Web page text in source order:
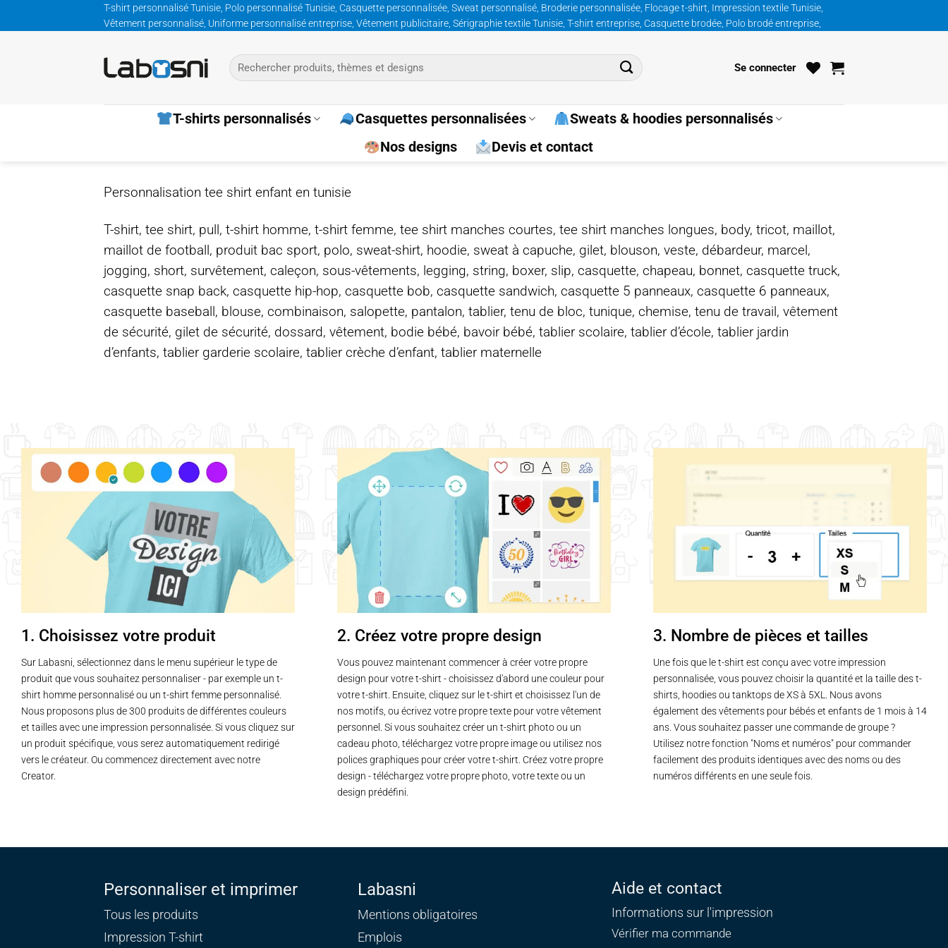
au
T-shirt personnalisé Tunisie, Polo personnalisé Tunisie, Casquette personnalisée, Sweat personnalisé, Broderie personnalisée, Flocage t-shirt, Impression textile Tunisie,
Vêtement personnalisé, Uniforme personnalisé entreprise, Vêtement publicitaire, Sérigraphie textile Tunisie, T-shirt entreprise, Casquette brodée, Polo brodé entreprise,
Recherche
pour :
Se connecter
T-shirts personnalisés Casquettes personnalisées
Sweats & hoodies personnalisés
Nos designs
Devis et contact
Personnalisation tee shirt enfant en tunisie
T-shirt, tee shirt, pull, t-shirt homme, t-shirt femme, tee shirt manches courtes, tee shirt manches longues, body, tricot, maillot,
maillot de football, produit bac sport, polo, sweat-shirt, hoodie, sweat à capuche, gilet, blouson, veste, débardeur, marcel,
jogging, short, survêtement, caleçon, sous-vêtements, legging, string, boxer, slip, casquette, chapeau, bonnet, casquette truck,
casquette snap back, casquette hip-hop, casquette bob, casquette sandwich, casquette 5 panneaux, casquette 6 panneaux,
casquette baseball, blouse, combinaison, salopette, pantalon, tablier, tenu de bloc, tunique, chemise, tenu de travail, vêtement
de sécurité, gilet de sécurité, dossard, vêtement, bodie bébé, bavoir bébé, tablier scolaire, tablier d’école, tablier jardin
d’enfants, tablier garderie scolaire, tablier crèche d’enfant, tablier maternelle
1. Choisissez votre produit
Sur Labasni, sélectionnez dans le menu supérieur le type de
produit que vous souhaitez personnaliser - par exemple un t-
shirt homme personnalisé ou un t-shirt femme personnalisé.
Nous proposons plus de 300 produits de différentes couleurs
et tailles avec une impression personnalisée. Si vous cliquez sur
un produit spécifique, vous serez automatiquement redirigé
vers le créateur. Ou commencez directement avec notre
Creator.
2. Créez votre propre design
Vous pouvez maintenant commencer à créer votre propre
design pour votre t-shirt - choisissez d'abord une couleur pour
votre t-shirt. Ensuite, cliquez sur le t-shirt et choisissez l'un de
nos motifs, ou écrivez votre propre texte pour votre vêtement
personnel. Si vous souhaitez créer un t-shirt photo ou un
cadeau photo, téléchargez votre propre image ou utilisez nos
polices graphiques pour créer votre t-shirt. Créez votre propre
design - téléchargez votre propre photo, votre texte ou un
design prédéfini.
3. Nombre de pièces et tailles
Une fois que le t-shirt est conçu avec votre impression
personnalisée, vous pouvez choisir la quantité et la taille des t-
shirts, hoodies ou tanktops de XS à 5XL. Nous avons
également des vêtements pour bébés et enfants de 1 mois à 14
ans. Vous souhaitez passer une commande de groupe ?
Utilisez notre fonction "Noms et numéros" pour commander
facilement des produits identiques avec des noms ou des
numéros différents en une seule fois.
Personnaliser et imprimer
Tous les produits
Impression T-shirt
Labasni
Mentions obligatoires
Emplois
Aide et contact
Informations sur l'impression
Vérifier ma commande